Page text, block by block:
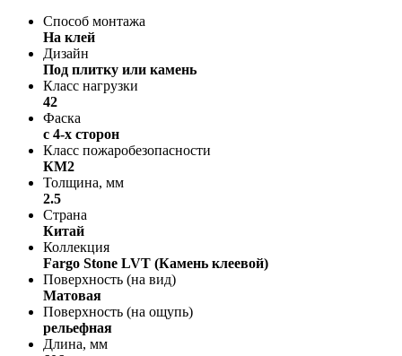
Способ монтажа
На клей
Дизайн
Под плитку или камень
Класс нагрузки
42
Фаска
с 4-х сторон
Класс пожаробезопасности
КМ2
Толщина, мм
2.5
Страна
Китай
Коллекция
Fargo Stone LVT (Камень клеевой)
Поверхность (на вид)
Матовая
Поверхность (на ощупь)
рельефная
Длина, мм